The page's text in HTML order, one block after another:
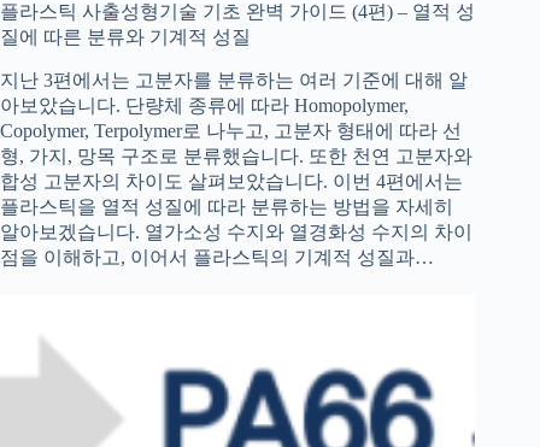
플라스틱 사출성형기술 기초 완벽 가이드 (4편) – 열적 성
질에 따른 분류와 기계적 성질
지난 3편에서는 고분자를 분류하는 여러 기준에 대해 알
아보았습니다. 단량체 종류에 따라 Homopolymer,
Copolymer, Terpolymer로 나누고, 고분자 형태에 따라 선
형, 가지, 망목 구조로 분류했습니다. 또한 천연 고분자와
합성 고분자의 차이도 살펴보았습니다. 이번 4편에서는
플라스틱을 열적 성질에 따라 분류하는 방법을 자세히
알아보겠습니다. 열가소성 수지와 열경화성 수지의 차이
점을 이해하고, 이어서 플라스틱의 기계적 성질과…